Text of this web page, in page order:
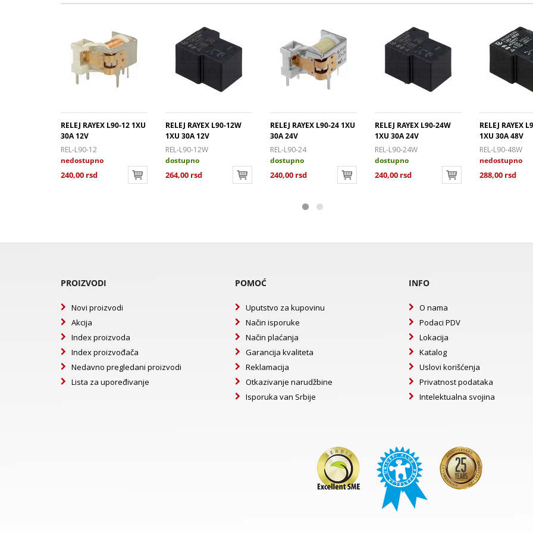
RELEJ RAYEX L90-12 1XU
30A 12V
REL-L90-12
nedostupno
240,00 rsd
RELEJ RAYEX L90-12W
1XU 30A 12V
REL-L90-12W
dostupno
264,00 rsd
RELEJ RAYEX L90-24 1XU
30A 24V
REL-L90-24
dostupno
240,00 rsd
RELEJ RAYEX L90-24W
1XU 30A 24V
REL-L90-24W
dostupno
240,00 rsd
RELEJ RAYEX
1XU 30A 48V
REL-L90-48W
nedostupno
288,00 rsd
PROIZVODI
Novi proizvodi
Akcija
Index proizvoda
Index proizvođača
Nedavno pregledani proizvodi
Lista za upoređivanje
POMOĆ
Uputstvo za kupovinu
Način isporuke
Način plaćanja
Garancija kvaliteta
Reklamacija
Otkazivanje narudžbine
Isporuka van Srbije
INFO
O nama
Podaci PDV
Lokacija
Katalog
Uslovi korišćenja
Privatnost podataka
Intelektualna svojina